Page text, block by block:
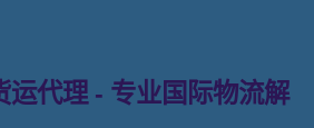
运代理 - 专业国际物流解